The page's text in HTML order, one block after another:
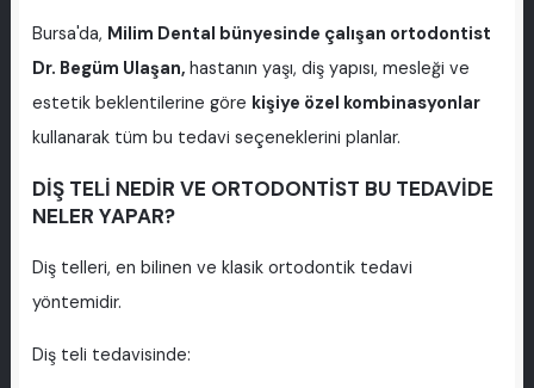
Bursa'da, Milim Dental bünyesinde çalışan ortodontist
Dr. Begüm Ulaşan, hastanın yaşı, diş yapısı, mesleği ve
estetik beklentilerine göre kişiye özel kombinasyonlar
kullanarak tüm bu tedavi seçeneklerini planlar.
DİŞ TELİ NEDİR VE ORTODONTİST BU TEDAVİDE
NELER YAPAR?
Diş telleri, en bilinen ve klasik ortodontik tedavi
yöntemidir.
Diş teli tedavisinde: